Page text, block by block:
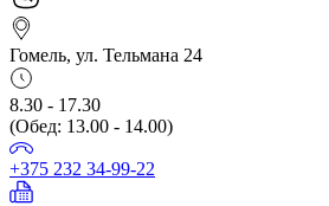
Гомель, ул. Тельмана 24
8.30 - 17.30
(Обед: 13.00 - 14.00)
+375 232 34-99-22